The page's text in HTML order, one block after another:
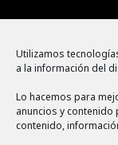
Utilizamos
a la información del
Lo hacemos para
anuncios y
contenido,
Política de
Aviso legal
Política de